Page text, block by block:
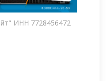
ИНН 7728456472